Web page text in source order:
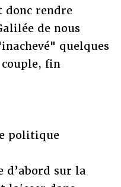
donc rendre
de nous
quelques
fin
politique
d’abord sur la